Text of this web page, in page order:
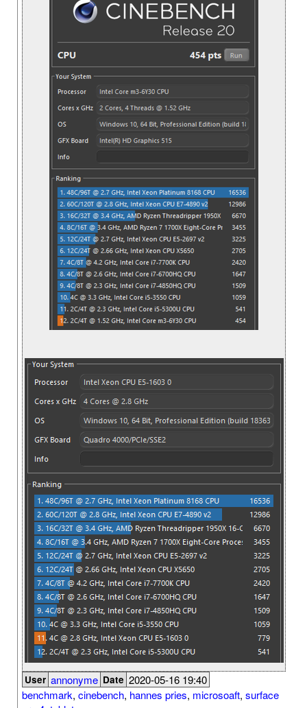
User annonyme Date 2020-05-16 19:40
benchmark, cinebench, hannes pries, microsoaft, surface